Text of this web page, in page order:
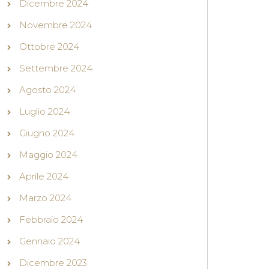
Dicembre 2024
Novembre 2024
Ottobre 2024
Settembre 2024
Agosto 2024
Luglio 2024
Giugno 2024
Maggio 2024
Aprile 2024
Marzo 2024
Febbraio 2024
Gennaio 2024
Dicembre 2023